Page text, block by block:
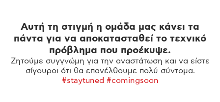
Αυτή τη στιγμή η ομάδα μας κάνει τα
πάντα για να αποκατασταθεί το τεχνικό
πρόβλημα που προέκυψε.
Ζητούμε συγγνώμη για την αναστάτωση και να είστε
σίγουροι ότι θα επανέλθουμε πολύ σύντομα.
#staytuned #comingsoon